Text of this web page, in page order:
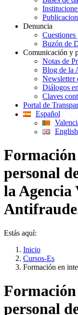
Denuncia
Cuestiones
Buzón de
Comunicación y
Notas de
Blog de la
Newsletter
Diálogos
Claves
Portal de
Español
English
personal
la Agencia
Estás aquí:
Inicio
Cursos-Es
Formación en
personal